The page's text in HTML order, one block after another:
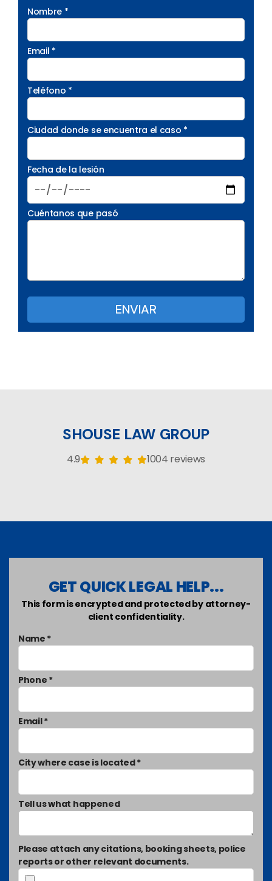
Nombre *
Email *
Teléfono *
Ciudad donde se encuentra el caso *
Fecha de la lesión
Cuéntanos que pasó
SHOUSE LAW GROUP
4.9 1004 reviews
GET QUICK LEGAL HELP...
This form is encrypted and protected by attorney-
client confidentiality.
Name *
Phone *
Email *
City where case is located *
Tell us what happened
Please attach any citations, booking sheets, police
reports or other relevant documents.